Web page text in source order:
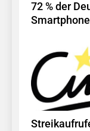
72 % der